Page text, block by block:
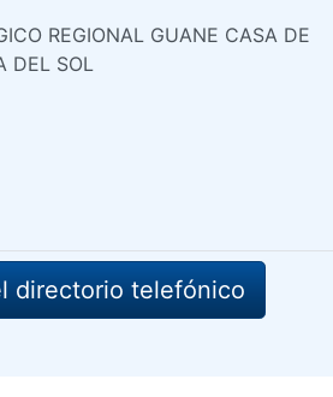
REGIONAL GUANE CASA DE
DEL SOL
directorio telefónico